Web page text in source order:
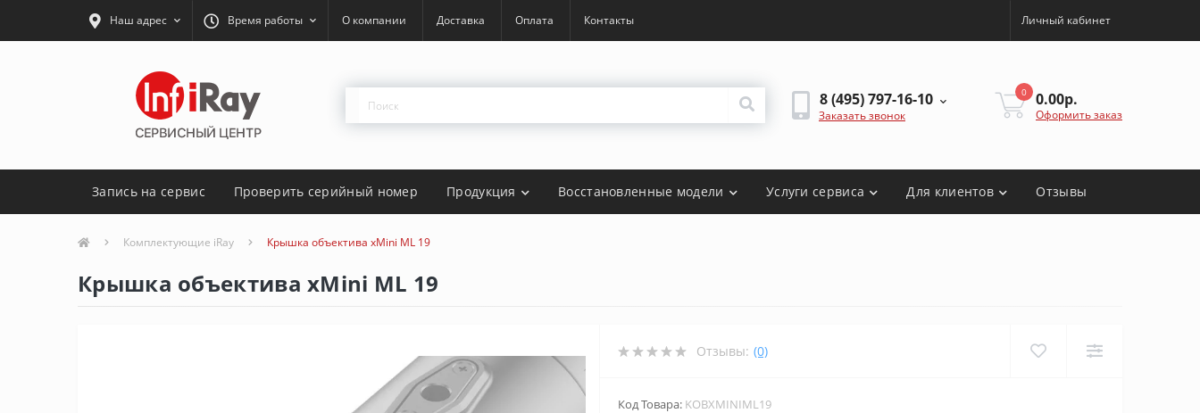
Наш адрес Время работы О компании Доставка Оплата Контакты Личный кабинет
8 (495) 797-16-10
Заказать звонок
0 0.00р.
Оформить заказ
Запись на сервис Проверить серийный номер Продукция Восстановленные модели Услуги сервиса Для клиентов Отзывы
Комплектующие iRay Крышка объектива xMini ML 19
Крышка объектива xMini ML 19
Отзывы: (0)
Код Товара: KOBXMINIML19